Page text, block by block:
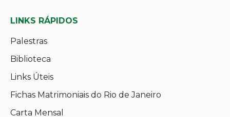
LINKS RÁPIDOS
Palestras
Biblioteca
Links Úteis
Fichas Matrimoniais do Rio de Janeiro
Carta Mensal